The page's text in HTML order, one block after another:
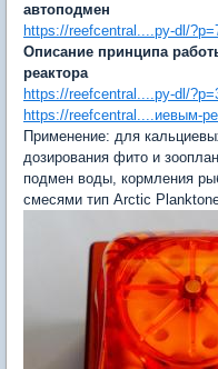
автоподмен
https://reefcentral....py-dl/
Описание принципа
реактора
https://reefcentral....py-dl/
https://reefcentral....иевым-
Применение: для
дозирования фито и
подмен воды, кормления
смесями тип Arctic